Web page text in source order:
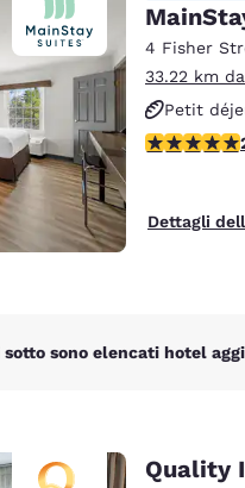
Europa
Deutschland
Spain
English
Ireland
4 Fisher
33.22 km
Petit
Valutazione
Dettagli
sotto sono elencati hotel
Quality